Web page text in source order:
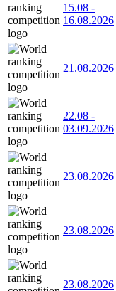
15.08 -
16.08.2026
21.08.2026
22.08 -
03.09.2026
23.08.2026
23.08.2026
23.08.2026